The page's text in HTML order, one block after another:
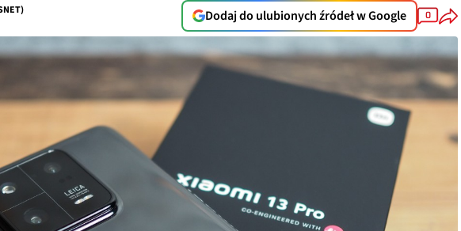
Dodaj do ulubionych źródeł w Google 0